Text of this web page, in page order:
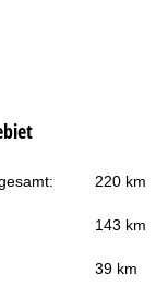
220 km
143 km
39 km